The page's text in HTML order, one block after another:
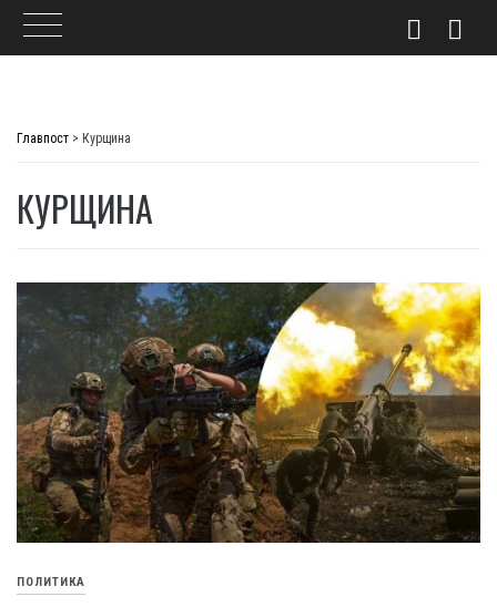
Главпост > Курщина
КУРЩИНА
ПОЛИТИКА